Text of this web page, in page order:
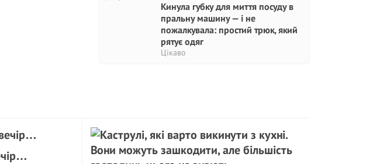
Кинула губку для миття посуду в
пральну машину — і не
пожалкувала: простий трюк, який
рятує одяг
Цікаво